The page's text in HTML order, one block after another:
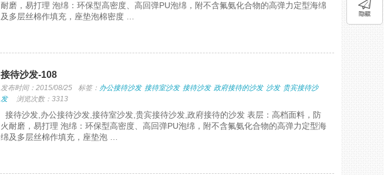
耐磨，易打理 泡绵：环保型高密度、高回弹PU泡绵，附不含氟氨化合物的高弹力定型海绵
及多层丝棉作填充，座垫泡棉密度 …
接待沙发-108
发布时间：2015/08/25 标签： 办公接待沙发 接待室沙发 接待沙发 政府接待的沙发 沙发 贵宾接待沙
发
浏览次数：3313
接待沙发,办公接待沙发,接待室沙发,贵宾接待沙发,政府接待的沙发 表层：高档面料，防
火耐磨，易打理 泡绵：环保型高密度、高回弹PU泡绵，附不含氟氨化合物的高弹力定型海
绵及多层丝棉作填充，座垫泡 …